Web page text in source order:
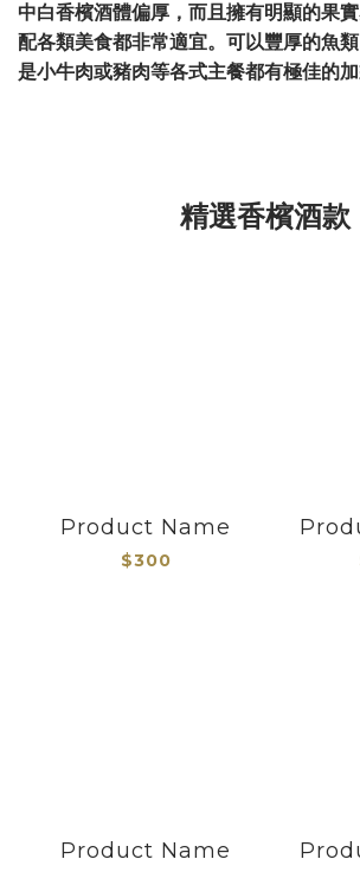
中白香檳酒體偏厚，而且擁有明顯的果
配各類美食都非常適宜。可以豐厚的魚
是小牛肉或豬肉等各式主餐都有極佳的加
精選香檳酒款
Product Name
$300
Product Name